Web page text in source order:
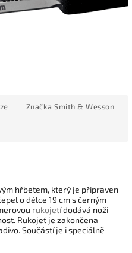
Značka Smith & Wesson
hřbetem, který je připraven
o délce 19 cm s černým
rukojetídodává noži
Rukojeť je zakončena
Součástí je i speciálně